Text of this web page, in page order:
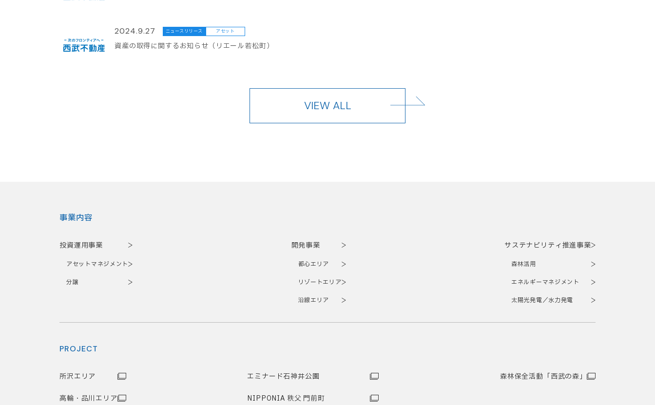
2024.9.27 ニュースリリース アセット
資産の取得に関するお知らせ（リエール若松町）
VIEW ALL
事業内容
投資運用事業
アセットマネジメント
分譲
開発事業
都心エリア
リゾートエリア
沿線エリア
サステナビリティ推進事業
森林活用
エネルギーマネジメント
太陽光発電／水力発電
PROJECT
所沢エリア
高輪・品川エリア
エミナード石神井公園
NIPPONIA 秩父 門前町
森林保全活動「西武の森」